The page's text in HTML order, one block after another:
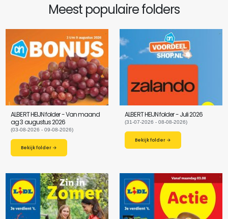
Meest populaire folders
ALBERT HEIJN folder - Van maand
ag 3 augustus 2026
(03-08-2026 - 09-08-2026)
Bekijk folder →
ALBERT HEIJN folder - Juli 2026
(31-07-2026 - 08-08-2026)
Bekijk folder →